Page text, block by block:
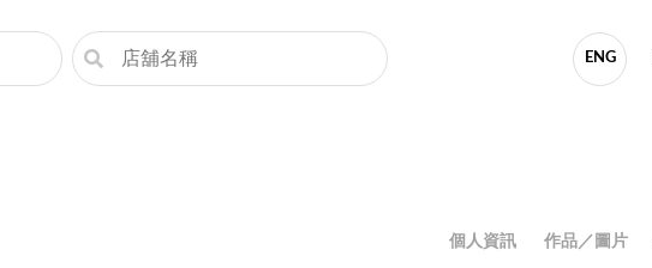
ENG
個人資訊 作品／圖片